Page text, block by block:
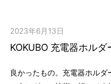
2023年6月13日
KOKUBO 充電器ホル
良かったもの。充電器ホル